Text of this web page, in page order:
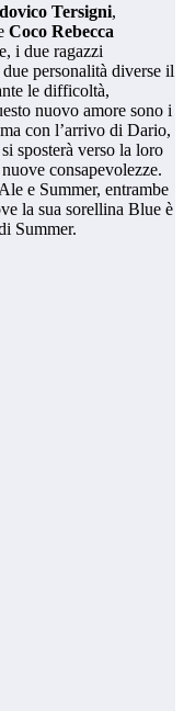
Tersigni,
Coco Rebecca
i due ragazzi
personalità diverse il
le difficoltà,
nuovo amore sono i
con l’arrivo di Dario,
sposterà verso la loro
consapevolezze.
e Summer, entrambe
la sua sorellina Blue è
Summer.